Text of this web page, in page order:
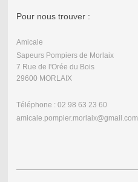
Pour nous trouver :
Amicale
Sapeurs Pompiers de Morlaix
7 Rue de l'Orée du Bois
29600 MORLAIX
Téléphone : 02 98 63 23 60
amicale.pompier.morlaix@gmail.com